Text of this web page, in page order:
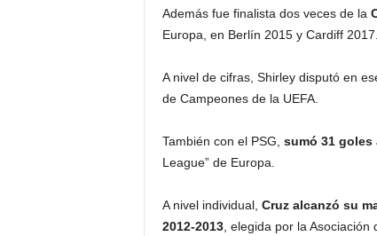
Además fue finalista dos veces de la
Europa, en Berlín 2015 y Cardiff 2017.
A nivel de cifras, Shirley disputó en
de Campeones de la UEFA.
También con el PSG, sumó 31 goles
League” de Europa.
A nivel individual, Cruz alcanzó su
2012-2013, elegida por la Asociación